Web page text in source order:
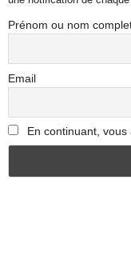
Prénom ou nom
Email
En continuant,